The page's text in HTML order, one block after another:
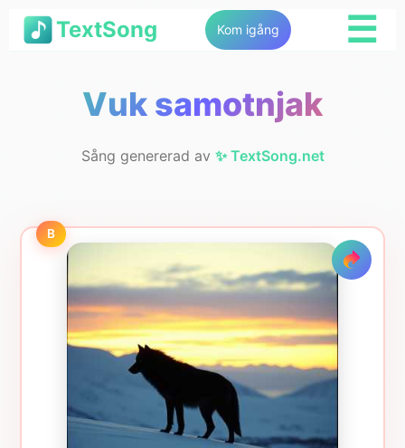
TextSong Kom igång
☰
Vuk samotnjak
Sång genererad av ✨ TextSong.net
B